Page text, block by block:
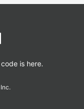
is here.